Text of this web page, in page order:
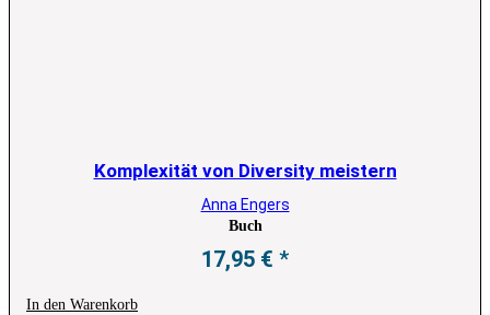
Komplexität von Diversity meistern
Anna Engers
Buch
17,95 €
In den Warenkorb